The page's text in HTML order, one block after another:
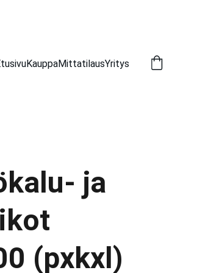
KauppaMittatilausYritys
ja
(pxkxl)